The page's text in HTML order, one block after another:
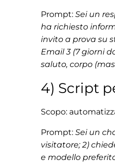
Prompt: Sei un
ha richiesto
invito a prova su
Email 3 (7 giorni
saluto, corpo
4) Script
Scopo:
Prompt: Sei un
visitatore; 2)
e modello